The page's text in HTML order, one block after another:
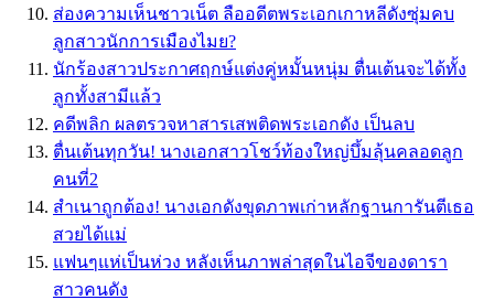
ส่องความเห็นชาวเน็ต ลืออดีตพระเอกเกาหลีดังซุ่มคบ
ลูกสาวนักการเมืองไมย?
นักร้องสาวประกาศฤกษ์แต่งคู่หมั้นหนุ่ม ตื่นเต้นจะได้ทั้ง
ลูกทั้งสามีแล้ว
คดีพลิก ผลตรวจหาสารเสพติดพระเอกดัง เป็นลบ
ตื่นเต้นทุกวัน! นางเอกสาวโชว์ท้องใหญ่บึ้มลุ้นคลอดลูก
คนที่2
สำเนาถูกต้อง! นางเอกดังขุดภาพเก่าหลักฐานการันตีเธอ
สวยได้แม่
แฟนๆแห่เป็นห่วง หลังเห็นภาพล่าสุดในไอจีของดารา
สาวคนดัง